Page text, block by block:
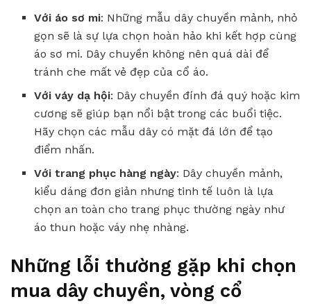
Với áo sơ mi: Những mẫu dây chuyền mảnh, nhỏ
gọn sẽ là sự lựa chọn hoàn hảo khi kết hợp cùng
áo sơ mi. Dây chuyền không nên quá dài để
tránh che mất vẻ đẹp của cổ áo.
Với váy dạ hội: Dây chuyền đính đá quý hoặc kim
cương sẽ giúp bạn nổi bật trong các buổi tiệc.
Hãy chọn các mẫu dây có mặt đá lớn để tạo
điểm nhấn.
Với trang phục hàng ngày: Dây chuyền mảnh,
kiểu dáng đơn giản nhưng tinh tế luôn là lựa
chọn an toàn cho trang phục thường ngày như
áo thun hoặc váy nhẹ nhàng.
Những lỗi thường gặp khi chọn
mua dây chuyền, vòng cổ